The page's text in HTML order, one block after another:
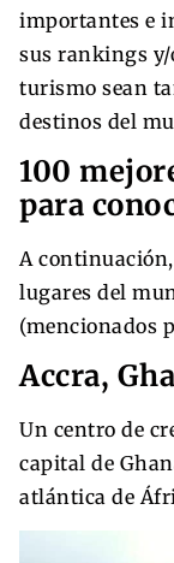
importantes e
sus rankings y/
turismo sean
destinos del
100
para
A
lugares del
(mencionados
Accra,
Un centro de
capital de
atlántica de